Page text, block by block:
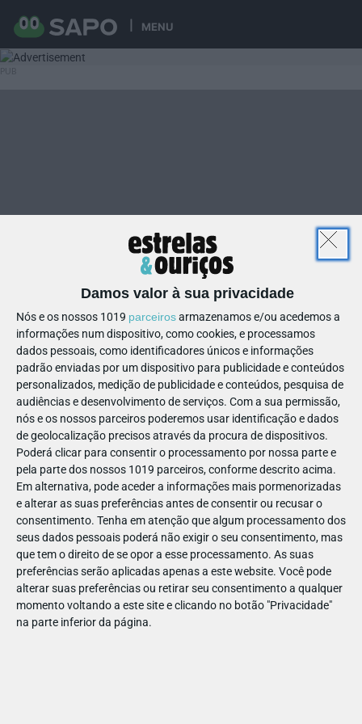
MENU
Damos valor à sua privacidade
Nós e os nossos 1019 parceirosarmazenamos e/ou acedemos a
informações num dispositivo, como cookies, e processamos
dados pessoais, como identificadores únicos e informações
padrão enviadas por um dispositivo para publicidade e conteúdos
personalizados, medição de publicidade e conteúdos, pesquisa de
audiências e desenvolvimento de serviços. Com a sua permissão,
nós e os nossos parceiros poderemos usar identificação e dados
de geolocalização precisos através da procura de dispositivos.
Poderá clicar para consentir o processamento por nossa parte e
pela parte dos nossos 1019 parceiros, conforme descrito acima.
Em alternativa, pode aceder a informações mais pormenorizadas
e alterar as suas preferências antes de consentir ou recusar o
consentimento. Tenha em atenção que algum processamento dos
seus dados pessoais poderá não exigir o seu consentimento, mas
que tem o direito de se opor a esse processamento. As suas
preferências serão aplicadas apenas a este website. Você pode
alterar suas preferências ou retirar seu consentimento a qualquer
momento voltando a este site e clicando no botão "Privacidade"
na parte inferior da página.
23
875381841208465